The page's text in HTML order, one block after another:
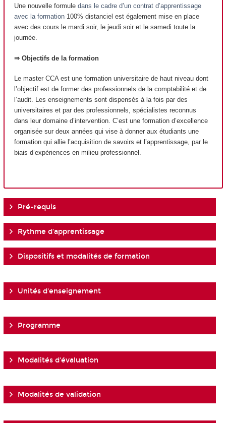
Une nouvelle formule dans le cadre d’un contrat d’apprentissage
avec la formation 100% distanciel est également mise en place
avec des cours le mardi soir, le jeudi soir et le samedi toute la
journée.
⇒ Objectifs de la formation
Le master CCA est une formation universitaire de haut niveau dont
l’objectif est de former des professionnels de la comptabilité et de
l’audit. Les enseignements sont dispensés à la fois par des
universitaires et par des professionnels, spécialistes reconnus
dans leur domaine d’intervention. C’est une formation d’excellence
organisée sur deux années qui vise à donner aux étudiants une
formation qui allie l’acquisition de savoirs et l’apprentissage, par le
biais d’expériences en milieu professionnel.
Pré-requis
Rythme d'apprentissage
Dispositifs et modalités de formation
Unités d'enseignement
Programme
Modalités d'évaluation
Modalités de validation